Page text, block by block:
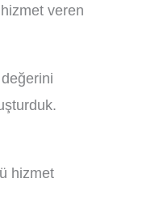
veren
hizmet